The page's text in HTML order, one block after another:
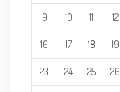
9 10 11 12
16 17 18 19
23 24 25 26